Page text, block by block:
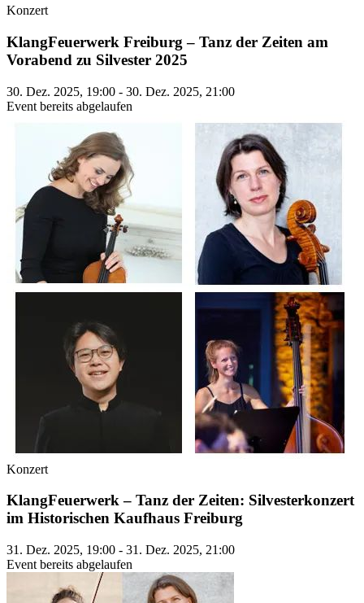
Konzert
KlangFeuerwerk Freiburg – Tanz der Zeiten am
Vorabend zu Silvester 2025
30. Dez. 2025, 19:00 - 30. Dez. 2025, 21:00
Event bereits abgelaufen
Konzert
KlangFeuerwerk – Tanz der Zeiten: Silvesterkonzert
im Historischen Kaufhaus Freiburg
31. Dez. 2025, 19:00 - 31. Dez. 2025, 21:00
Event bereits abgelaufen